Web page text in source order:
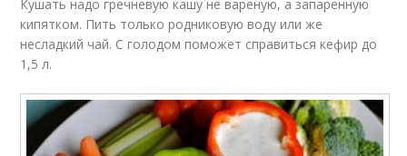
Кушать надо гречневую кашу не вареную, а запаренную
кипятком. Пить только родниковую воду или же
несладкий чай. С голодом поможет справиться кефир до
1,5 л.